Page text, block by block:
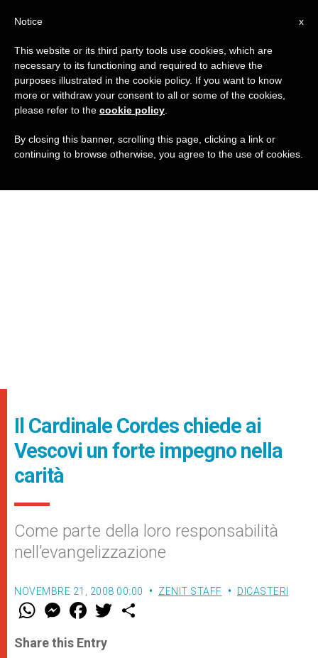
Il Cardinale Cordes chiede ai
Vescovi un forte impegno nella
carità
Come parte della loro responsabilità
nell’evangelizzazione
NOVEMBRE 21, 2008 00:00 ZENIT STAFF DICASTERI
W
t
s
M
e
s
e
F
a
e
b
w
Share this Entry
x
Notice
This website or its third party tools use cookies, which are
necessary to its functioning and required to achieve the
purposes illustrated in the cookie policy. If you want to know
more or withdraw your consent to all or some of the cookies,
please refer to the cookie policy
By closing this banner, scrolling this page, clicking a link or
continuing to browse otherwise, you agree to the use of cookies.